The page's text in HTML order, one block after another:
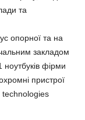
та
опорної та на
закладом
фірми
пристрої
technologies